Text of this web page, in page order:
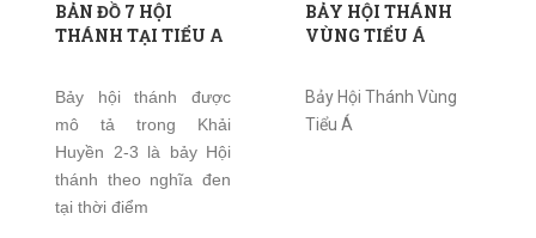
BẢN ĐỒ 7 HỘI
THÁNH TẠI TIỂU A
Bảy hội thánh được
mô tả trong Khải
Huyền 2-3 là bảy Hội
thánh theo nghĩa đen
tại thời điểm
BẢY HỘI THÁNH
VÙNG TIỂU Á
Bảy Hội Thánh Vùng
Tiểu Á